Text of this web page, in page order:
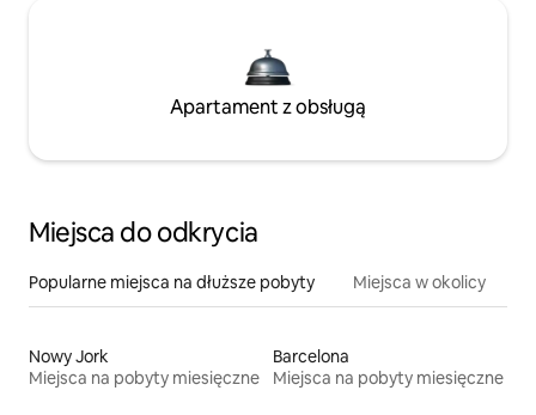
Apartament z obsługą
Miejsca do odkrycia
Popularne miejsca na dłuższe pobyty Miejsca w okolicy
Nowy Jork
Miejsca na pobyty miesięczne
Barcelona
Miejsca na pobyty miesięczne